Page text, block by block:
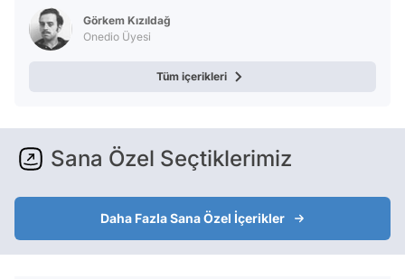
Görkem Kızıldağ
Onedio Üyesi
Tüm içerikleri
Sana Özel Seçtiklerimiz
Daha Fazla Sana Özel İçerikler